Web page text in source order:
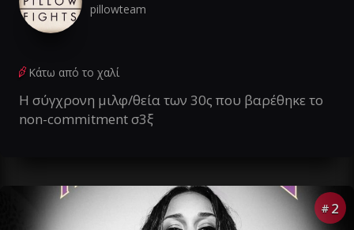
pillowteam
Κάτω από το χαλί
Η σύγχρονη μιλφ/θεία των 30ς που βαρέθηκε το
non-commitment σ3ξ
# 2